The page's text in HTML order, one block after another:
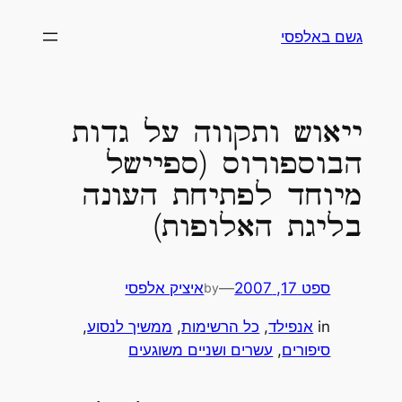
לתוכןגשם באלפסי
ייאוש ותקווה על גדות
הבוספורוס (ספיישל
מיוחד לפתיחת העונה
בליגת האלופות)
ספט 17, 2007 —
byאיציק אלפסי
in אנפילד, כל הרשימות, ממשיך לנסוע,
סיפורים, עשרים ושניים משוגעים